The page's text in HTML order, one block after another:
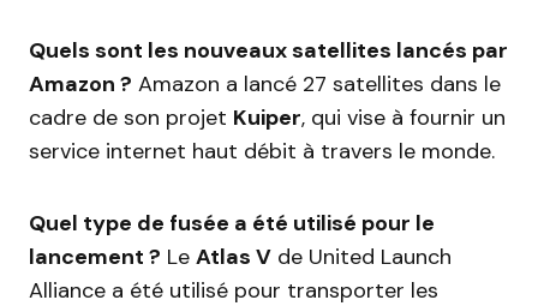
Quels sont les nouveaux satellites lancés par
Amazon ? Amazon a lancé 27 satellites dans le
cadre de son projet Kuiper, qui vise à fournir un
service internet haut débit à travers le monde.
Quel type de fusée a été utilisé pour le
lancement ? Le Atlas V de United Launch
Alliance a été utilisé pour transporter les